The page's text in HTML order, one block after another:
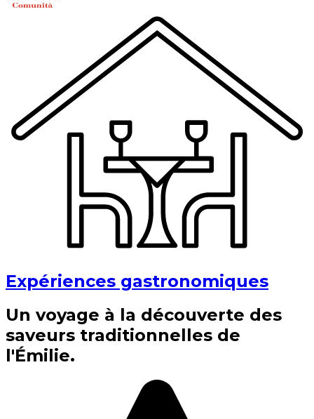
Expériences gastronomiques
Un voyage à la découverte des
saveurs traditionnelles de
l'Émilie.